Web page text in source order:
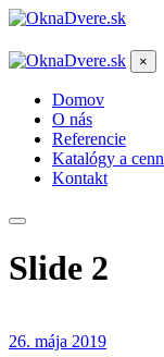
×
Domov
O nás
Referencie
Katalógy a
Kontakt
Slide 2
26. mája 2019